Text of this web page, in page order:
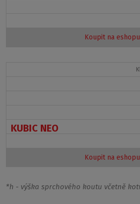
Koupit na eshopu
Koupit na eshopu
*h - výška sprchového koutu včetně
KUBIC NEO